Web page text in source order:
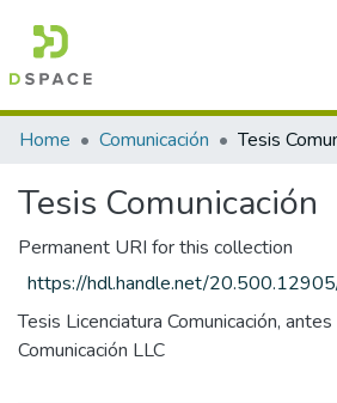
Communities & Collections
Home Comunicación Tesis
Tesis Comunicación
Permanent URI for this collection
https://hdl.handle.net/
Tesis Licenciatura Comunicación,
Comunicación LLC